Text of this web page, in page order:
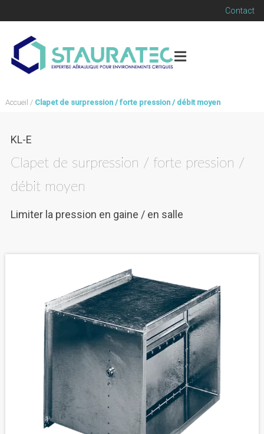
Contact
Accueil / Clapet de surpression / forte pression / débit moyen
KL-E
Clapet de surpression / forte pression /
débit moyen
Limiter la pression en gaine / en salle